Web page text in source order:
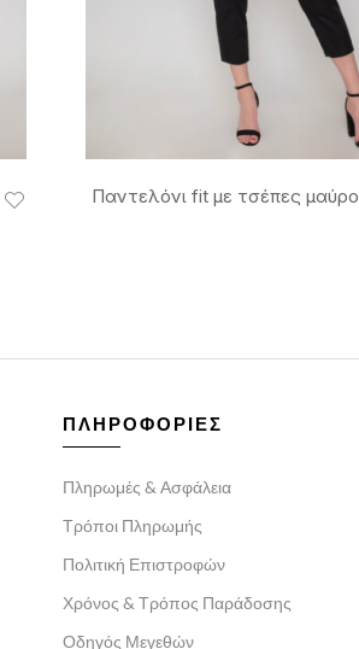
Παντελόνι fit με τσέπες μαύρο
ΠΛΗΡΟΦΟΡΙΕΣ
Πληρωμές & Ασφάλεια
Τρόποι Πληρωμής
Πολιτική Επιστροφών
Χρόνος & Τρόπος Παράδοσης
Οδηγός Μεγεθών